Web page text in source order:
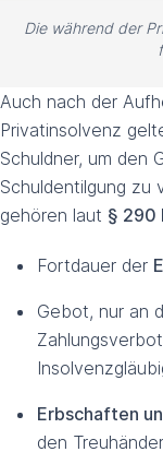
Die während der
Auch nach der
Privatinsolvenz
Schuldner, um den
Schuldentilgung zu
gehören laut § 290
Fortdauer der
Gebot, nur an
Erbschaften
den